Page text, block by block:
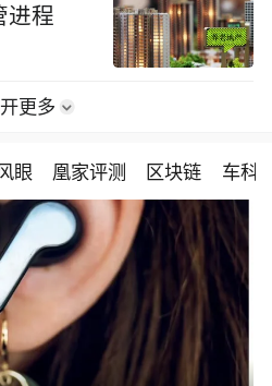
进程
更多
眼 凰家评测 区块链 车科